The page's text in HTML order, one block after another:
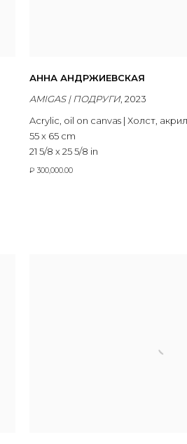
АННА АНДРЖИЕВСКАЯ
AMIGAS | ПОДРУГИ,2023
Acrylic, oil on canvas | Холст,
55 x 65 cm
21 5/8 x 25 5/8 in
₽ 300,000.00